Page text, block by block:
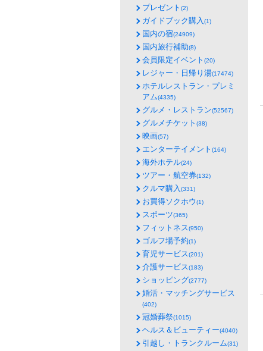
プレゼント (2)
ガイドブック購入(1)
国内の宿(24909)
国内旅行補助(8)
会員限定イベント (20)
レジャー・日帰り湯(17474)
ホテルレストラン・プレミ
アム(4335)
グルメ・レストラン(52567)
グルメチケット (38)
映画(57)
エンターテイメント (164)
海外ホテル(24)
ツアー・航空券(132)
クルマ購入(331)
お買得ソクホウ(1)
スポーツ(365)
フィットネス(950)
ゴルフ場予約(1)
育児サービス(201)
介護サービス(183)
ショッピング(2777)
婚活・マッチングサービス
(402)
冠婚葬祭(1015)
ヘルス＆ビューティー(4040)
引越し・トランクルーム(31)